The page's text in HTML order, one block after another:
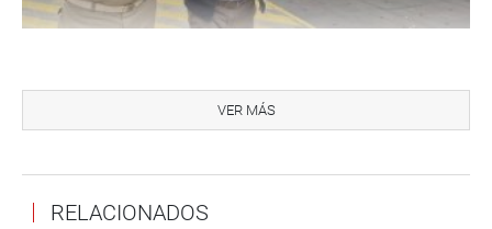
Paita de la Marina de Guerra del Perú, un buque
multipropósito construido en los astilleros del SIMA
desastres.
VER MÁS
RELACIONADOS